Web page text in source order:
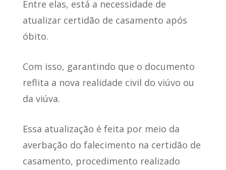
Entre elas, está a necessidade de
atualizar certidão de casamento após
óbito.
Com isso, garantindo que o documento
reflita a nova realidade civil do viúvo ou
da viúva.
Essa atualização é feita por meio da
averbação do falecimento na certidão de
casamento, procedimento realizado